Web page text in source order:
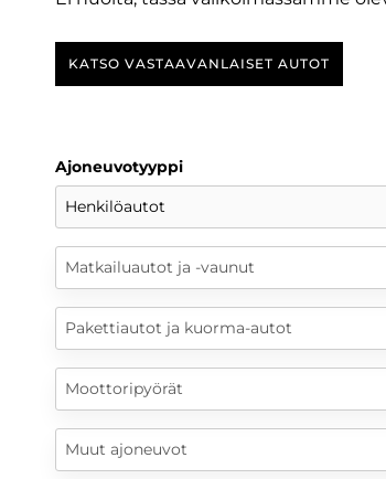
KATSO VASTAAVANLAISET AUTOT
Ajoneuvotyyppi
Henkilöautot
Matkailuautot ja -vaunut
Pakettiautot ja kuorma-autot
Moottoripyörät
Muut ajoneuvot